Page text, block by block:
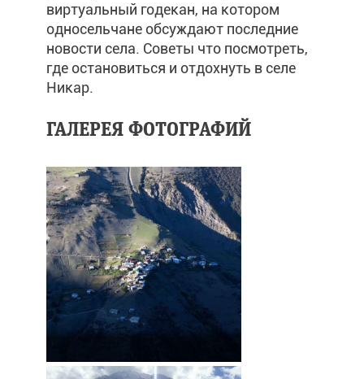
виртуальный годекан, на котором
односельчане обсуждают последние
новости села. Советы что посмотреть,
где остановиться и отдохнуть в селе
Никар.
ГАЛЕРЕЯ ФОТОГРАФИЙ